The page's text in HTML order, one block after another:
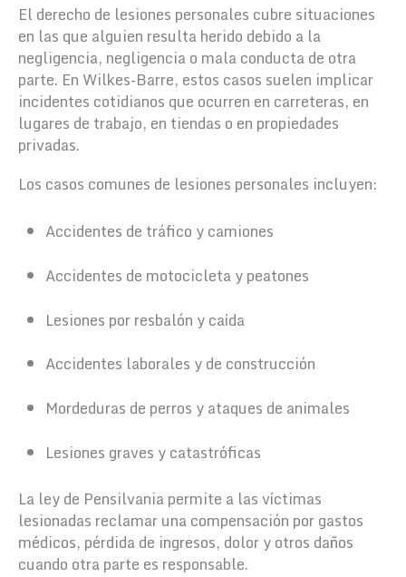
El derecho de lesiones personales cubre situaciones
en las que alguien resulta herido debido a la
negligencia, negligencia o mala conducta de otra
parte. En Wilkes-Barre, estos casos suelen implicar
incidentes cotidianos que ocurren en carreteras, en
lugares de trabajo, en tiendas o en propiedades
privadas.
Los casos comunes de lesiones personales incluyen:
Accidentes de tráfico y camiones
Accidentes de motocicleta y peatones
Lesiones por resbalón y caída
Accidentes laborales y de construcción
Mordeduras de perros y ataques de animales
Lesiones graves y catastróficas
La ley de Pensilvania permite a las víctimas
lesionadas reclamar una compensación por gastos
médicos, pérdida de ingresos, dolor y otros daños
cuando otra parte es responsable.